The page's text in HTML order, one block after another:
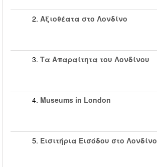
2. Αξιοθέατα στο Λονδίνο
3. Τα Απαραίτητα του Λονδίνου
4. Museums in London
5. Εισιτήρια Εισόδου στο Λονδίνο